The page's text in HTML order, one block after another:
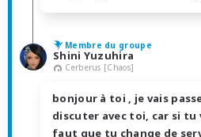
Membre du groupe
Shini Yuzuhira
Cerberus [Chaos]
bonjour à toi , je vais
discuter avec toi, car si tu
faut que tu change de